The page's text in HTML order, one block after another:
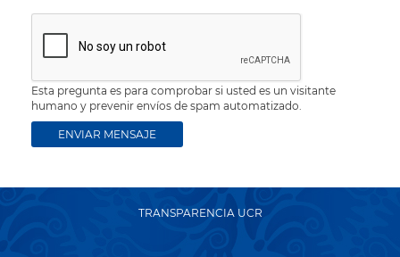
Esta pregunta es para comprobar si usted es un visitante
humano y prevenir envíos de spam automatizado.
TRANSPARENCIA UCR